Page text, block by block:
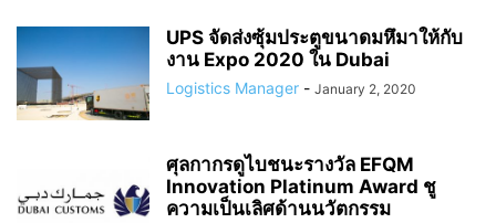
UPS จัดส่งซุ้มประตูขนาดมหึมาให้กับ
งาน Expo 2020 ใน Dubai
Logistics Manager - January 2, 2020
ศุลกากรดูไบชนะรางวัล EFQM
Innovation Platinum Award ชู
ความเป็นเลิศด้านนวัตกรรม